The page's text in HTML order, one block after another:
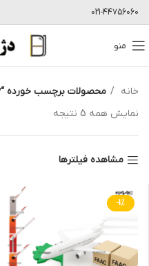
021-44756060
منو
خانه
محصولات برچسب خورده “FAAC barrier with warranty”
نمایش همه 5 نتیجه
مشاهده فیلترها
-1%